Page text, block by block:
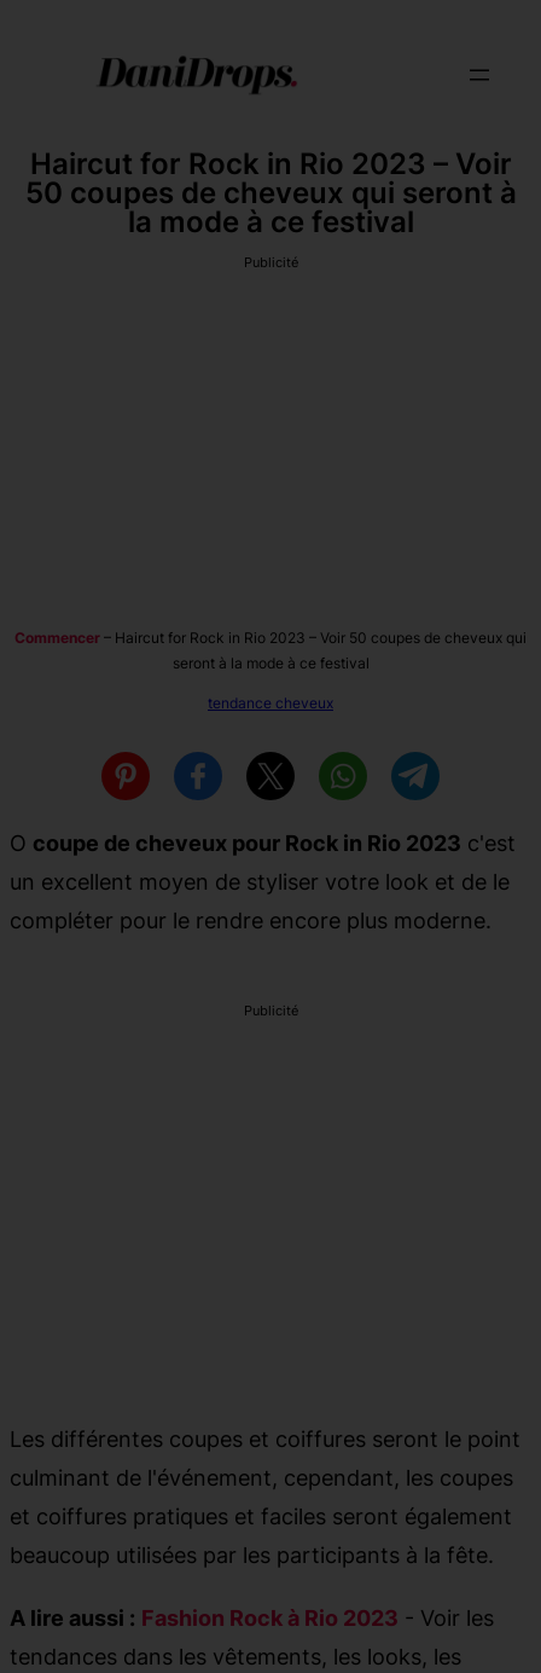
Haircut for Rock in Rio 2023 – Voir
50 coupes de cheveux qui seront à
la mode à ce festival
Publicité
Commencer – Haircut for Rock in Rio 2023 – Voir 50 coupes de cheveux qui
seront à la mode à ce festival
tendance cheveux
O coupe de cheveux pour Rock in Rio 2023 c'est
un excellent moyen de styliser votre look et de le
compléter pour le rendre encore plus moderne.
Publicité
Les différentes coupes et coiffures seront le point
culminant de l'événement, cependant, les coupes
et coiffures pratiques et faciles seront également
beaucoup utilisées par les participants à la fête.
A lire aussi : Fashion Rock à Rio 2023 - Voir les
tendances dans les vêtements, les looks, les